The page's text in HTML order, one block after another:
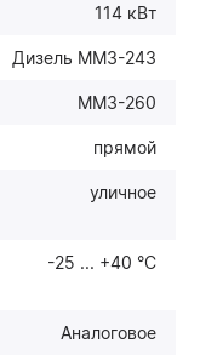
114 кВт
Дизель ММЗ-243
ММЗ-260
прямой
уличное
-25 ... +40 °С
Аналоговое